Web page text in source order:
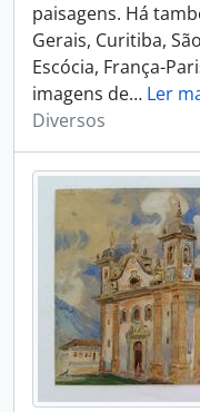
paisagens. Há
Gerais, Curitiba,
Escócia, França-
imagens de… Ler
Diversos